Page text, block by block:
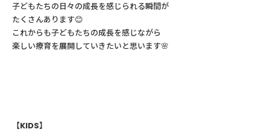
子どもたちの日々の成長を感じられる瞬間が
たくさんあります😊
これからも子どもたちの成長を感じながら
楽しい療育を展開していきたいと思います🌸
【KIDS】